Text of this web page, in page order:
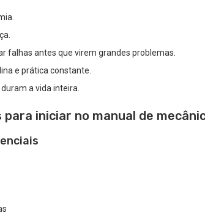
falhas antes que virem grandes problemas.
e prática constante.
a vida inteira.
iniciar no manual de